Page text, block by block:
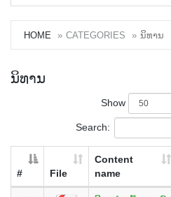
HOME CATEGORIES ນິທານ
ນິທານ
Show
Search:
# File
Content
name